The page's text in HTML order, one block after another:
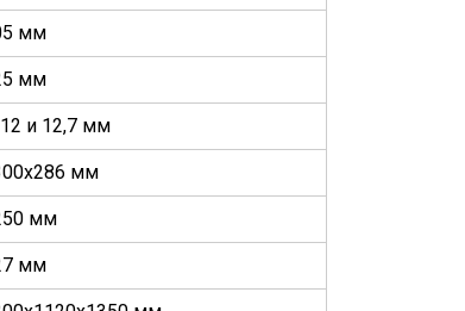
мм
мм
и 12,7 мм
мм
мм
мм